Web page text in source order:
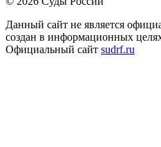
Данный сайт не является
создан в информационных
Официальный сайт sudrf.ru